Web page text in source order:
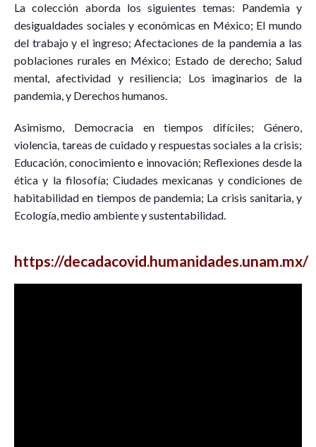
La colección aborda los siguientes temas: Pandemia y
desigualdades sociales y económicas en México; El mundo
del trabajo y el ingreso; Afectaciones de la pandemia a las
poblaciones rurales en México; Estado de derecho; Salud
mental, afectividad y resiliencia; Los imaginarios de la
pandemia, y Derechos humanos.
Asimismo, Democracia en tiempos difíciles; Género,
violencia, tareas de cuidado y respuestas sociales a la crisis;
Educación, conocimiento e innovación; Reflexiones desde la
ética y la filosofía; Ciudades mexicanas y condiciones de
habitabilidad en tiempos de pandemia; La crisis sanitaria, y
Ecología, medio ambiente y sustentabilidad.
https://decadacovid.humanidades.unam.mx/